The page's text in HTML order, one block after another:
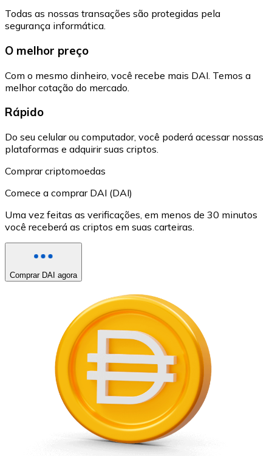
Todas as nossas transações são protegidas pela
segurança informática.
O melhor preço
Com o mesmo dinheiro, você recebe mais DAI. Temos a
melhor cotação do mercado.
Rápido
Do seu celular ou computador, você poderá acessar nossas
plataformas e adquirir suas criptos.
Comprar criptomoedas
Comece a comprar DAI (DAI)
Uma vez feitas as verificações, em menos de 30 minutos
você receberá as criptos em suas carteiras.
Comprar DAI agora